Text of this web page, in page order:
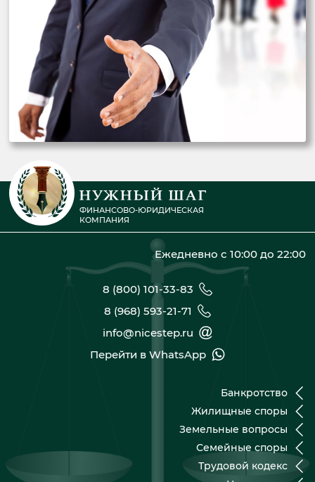
ФИНАНСОВО-ЮРИДИЧЕСКАЯ
КОМПАНИЯ
Ежедневно с 10:00 до 22:00
8 (800) 101-33-83
8 (968) 593-21-71
info@nicestep.ru
Перейти в WhatsApp
Банкротство
Жилищные споры
Земельные вопросы
Семейные споры
Трудовой кодекс